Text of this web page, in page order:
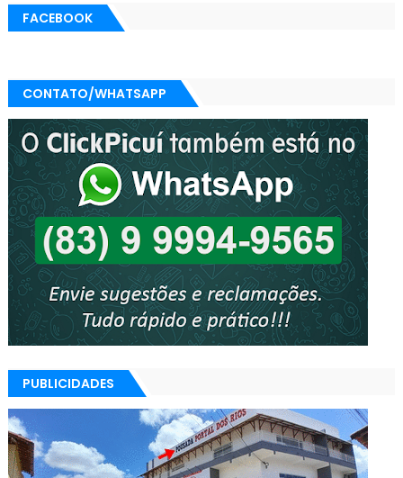
FACEBOOK
CONTATO/WHATSAPP
PUBLICIDADES